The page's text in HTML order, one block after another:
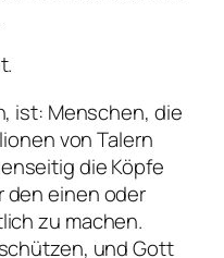
ist: Menschen, die
von Talern
die Köpfe
den einen oder
zu machen.
und Gott